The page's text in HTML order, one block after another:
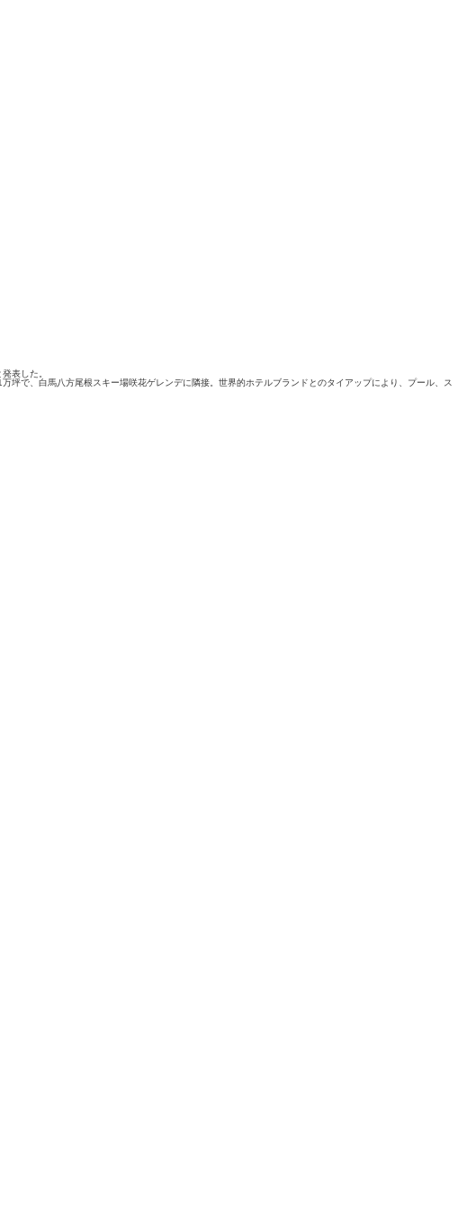
表した。
で、白馬八方尾根スキー場咲花ゲレンデに隣接。世界的ホテルブランドとのタイアップにより、プール、ス